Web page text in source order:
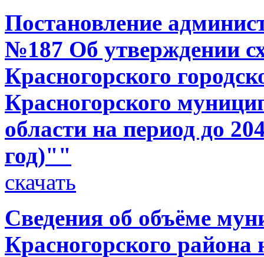
Постановление
№187 Об утверждении
Красногорского
Красногорского
области на период до
год)""
скачать
Сведения об объёме
Красногорского района